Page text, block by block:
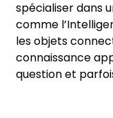
spécialiser dans
comme
les objets
connaissance
question et